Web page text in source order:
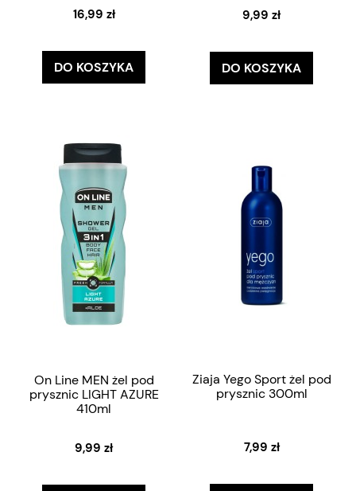
16,99 zł
DO KOSZYKA
9,99 zł
DO KOSZYKA
On Line MEN żel pod
prysznic LIGHT AZURE
410ml
9,99 zł
Ziaja Yego Sport żel pod
prysznic 300ml
7,99 zł